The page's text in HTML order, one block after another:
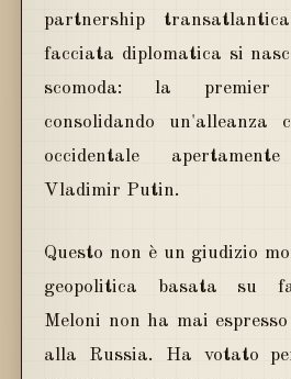
partnership
facciata diplomatica si
scomoda: la
consolidando un'alleanza
occidentale
Vladimir Putin.
Questo non è un giudizio
geopolitica basata su
Meloni non ha mai
alla Russia. Ha votato